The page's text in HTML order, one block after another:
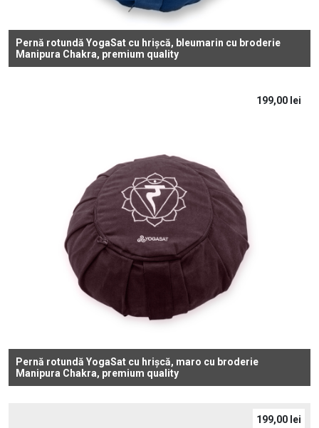
Pernă rotundă YogaSat cu hrișcă, bleumarin cu broderie
Manipura Chakra, premium quality
Pernă rotundă YogaSat cu hrișcă, maro cu broderie
Manipura Chakra, premium quality
199,00 lei
199,00 lei